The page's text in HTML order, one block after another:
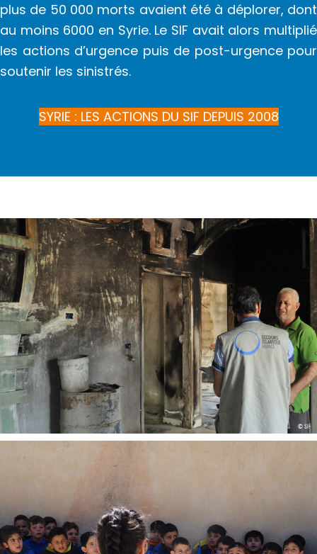
plus de 50 000 morts avaient été à déplorer, dont
au moins 6000 en Syrie. Le SIF avait alors multiplié
les actions d’urgence puis de post-urgence pour
soutenir les sinistrés.
SYRIE : LES ACTIONS DU SIF DEPUIS 2008